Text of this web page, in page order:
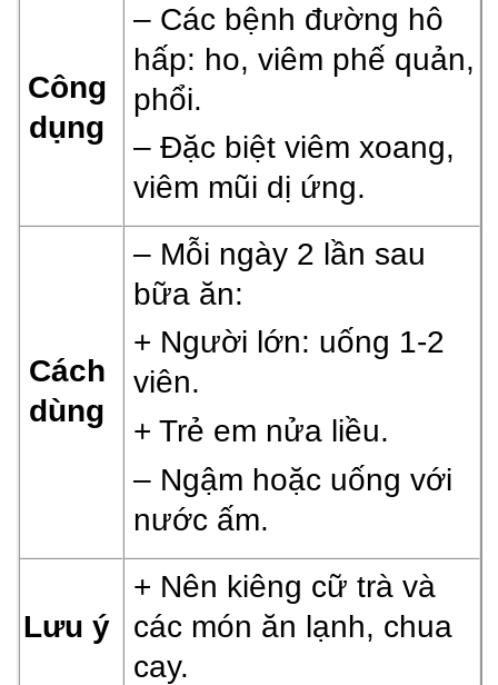
Công
dụng
– Các bệnh đường hô
hấp: ho, viêm phế quản,
phổi.
– Đặc biệt viêm xoang,
viêm mũi dị ứng.
Cách
dùng
– Mỗi ngày 2 lần sau
bữa ăn:
+ Người lớn: uống 1-2
viên.
+ Trẻ em nửa liều.
– Ngậm hoặc uống với
nước ấm.
Lưu ý
+ Nên kiêng cữ trà và
các món ăn lạnh, chua
cay.